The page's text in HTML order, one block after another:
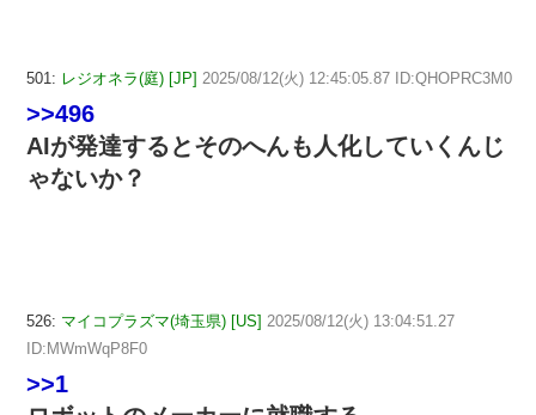
501: レジオネラ(庭) [JP] 2025/08/12(火) 12:45:05.87 ID:QHOPRC3M0
>>496
AIが発達するとそのへんも人化していくんじ
ゃないか？
526: マイコプラズマ(埼玉県) [US] 2025/08/12(火) 13:04:51.27
ID:MWmWqP8F0
>>1